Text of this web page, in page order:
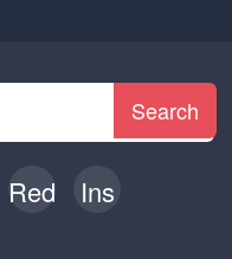
Search
Red Ins